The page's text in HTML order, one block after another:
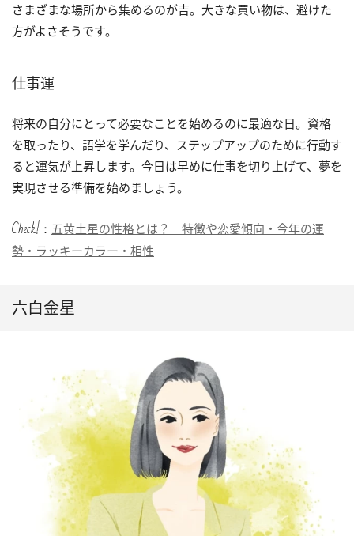
さまざまな場所から集めるのが吉。大きな買い物は、避けた
方がよさそうです。
仕事運
将来の自分にとって必要なことを始めるのに最適な日。資格
を取ったり、語学を学んだり、ステップアップのために行動す
ると運気が上昇します。今日は早めに仕事を切り上げて、夢を
実現させる準備を始めましょう。
Check!： 五黄土星の性格とは？ 特徴や恋愛傾向・今年の運
勢・ラッキーカラー・相性
六白金星